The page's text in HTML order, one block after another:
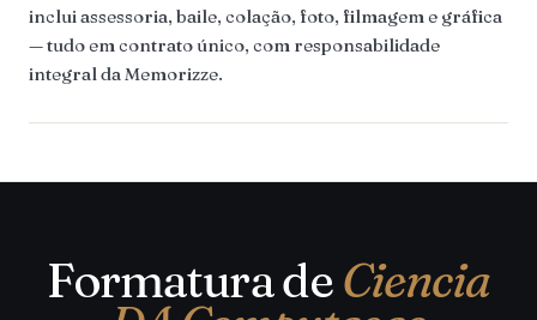
inclui assessoria, baile, colação, foto, filmagem e gráfica
— tudo em contrato único, com responsabilidade
integral da Memorizze.
Formatura deCiencia